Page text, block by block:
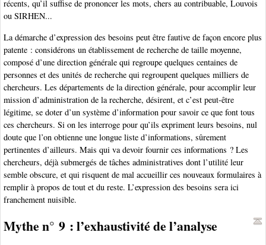
récents, qu’il suffise de prononcer les mots, chers au contribuable, Louvois
ou SIRHEN...
La démarche d’expression des besoins peut être fautive de façon encore plus
patente : considérons un établissement de recherche de taille moyenne,
composé d’une direction générale qui regroupe quelques centaines de
personnes et des unités de recherche qui regroupent quelques milliers de
chercheurs. Les départements de la direction générale, pour accomplir leur
mission d’administration de la recherche, désirent, et c’est peut-être
légitime, se doter d’un système d’information pour savoir ce que font tous
ces chercheurs. Si on les interroge pour qu’ils expriment leurs besoins, nul
doute que l’on obtienne une longue liste d’informations, sûrement
pertinentes d’ailleurs. Mais qui va devoir fournir ces informations ? Les
chercheurs, déjà submergés de tâches administratives dont l’utilité leur
semble obscure, et qui risquent de mal accueillir ces nouveaux formulaires à
remplir à propos de tout et du reste. L’expression des besoins sera ici
franchement nuisible.
Mythe n° 9 : l’exhaustivité de l’analyse